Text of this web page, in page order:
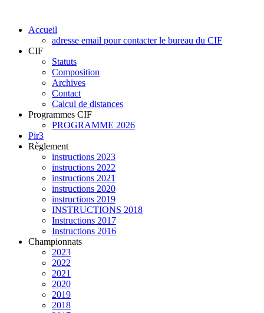
Accueil
adresse email pour contacter le bureau du CIF
CIF
Statuts
Composition
Archives
Contact
Calcul de distances
Programmes CIF
PROGRAMME 2026
Pir3
Règlement
instructions 2023
instructions 2022
instructions 2021
instructions 2020
instructions 2019
INSTRUCTIONS 2018
Instructions 2017
Instructions 2016
Championnats
2023
2022
2021
2020
2019
2018